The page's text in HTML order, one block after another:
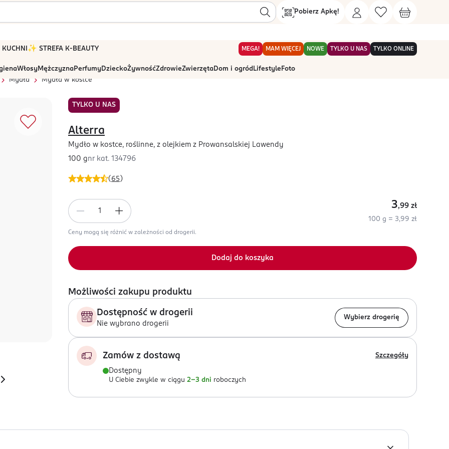
Pobierz Apkę!
KUCHNI ✨ STREFA K-BEAUTY MEGA! MAM WIĘCEJ NOWE TYLKO U NAS TYLKO ONLINE
WłosyMężczyznaPerfumyDzieckoŻywnośćZdrowieZwierzętaDom i ogród Lifestyle Foto
Mydła
Mydła w kostce
TYLKO U NAS
( 65 )
Alterra
Mydło w kostce, roślinne, z olejkiem z Prowansalskiej Lawendy
100 gnr kat. 134796
3,99 zł
100 g = 3,99 zł
Ceny mogą się różnić w zależności od drogerii.
Dodaj do koszyka
Możliwości zakupu produktu
Dostępność w drogerii
Nie wybrano drogerii
Wybierz drogerię
Zamów z dostawą Szczegóły
Dostępny
U Ciebie zwykle w ciągu 2-3 dni roboczych